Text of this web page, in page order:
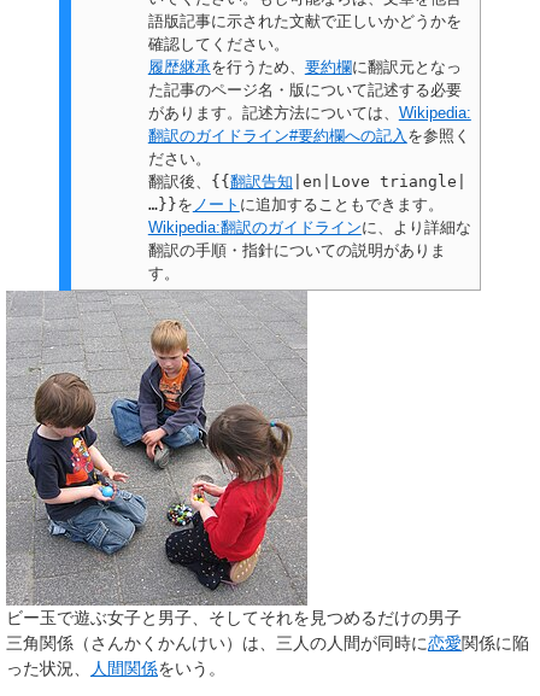
語版記事に示された文献で正しいかどうかを
確認してください。
履歴継承を行うため、 要約欄に翻訳元となっ
た記事のページ名・版について記述する必要
があります。記述方法については、 Wikipedia:
翻訳のガイドライン#要約欄への記入 を参照く
ださい。
翻訳後、 {{翻訳告知 |en|Love triangle|
…}}を ノート に追加することもできます。
Wikipedia:翻訳のガイドラインに、より詳細な
翻訳の手順・指針についての説明がありま
す。
ビー玉で遊ぶ女子と男子、そしてそれを見つめるだけの男子
三角関係 （さんかくかんけい）は、三人の人間が同時に恋愛関係に陥
った状況、
人間関係をいう。